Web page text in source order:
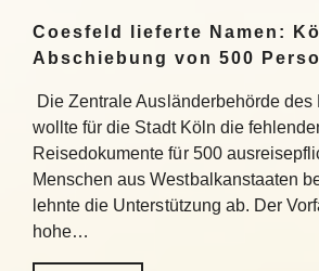
Coesfeld lieferte Namen:
Abschiebung von 500
Die Zentrale Ausländerbehörde des
wollte für die Stadt Köln die
Reisedokumente für 500
Menschen aus Westbalkanstaaten
lehnte die Unterstützung ab. Der
hohe…